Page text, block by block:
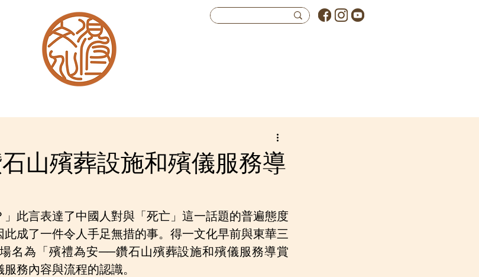
山殯葬設施和殯儀服務導
此言表達了中國人對與「死亡」這一話題的普遍態度
成了一件令人手足無措的事。得一文化早前與東華三
名為「殯禮為安──鑽石山殯葬設施和殯儀服務導賞
務內容與流程的認識。